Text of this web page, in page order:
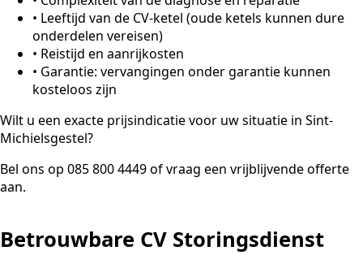
• Leeftijd van de CV-ketel (oude ketels kunnen dure
onderdelen vereisen)
• Reistijd en aanrijkosten
• Garantie: vervangingen onder garantie kunnen
kosteloos zijn
Wilt u een exacte prijsindicatie voor uw situatie in Sint-
Michielsgestel?
Bel ons op 085 800 4449 of vraag een vrijblijvende offerte
aan.
Betrouwbare CV Storingsdienst